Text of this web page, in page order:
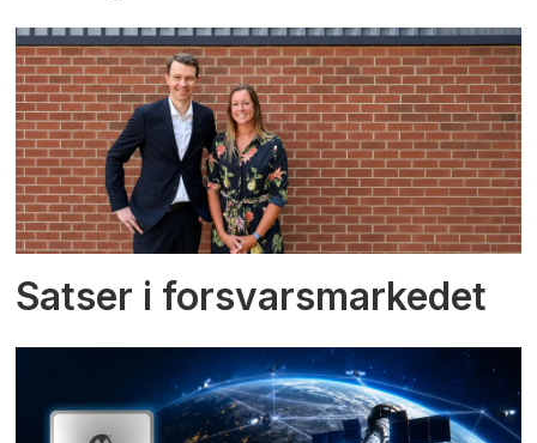
Satser i forsvarsmarkedet